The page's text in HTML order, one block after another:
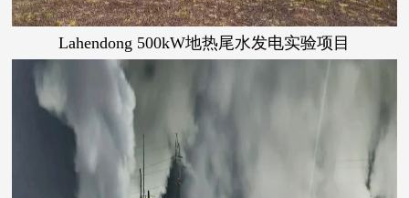
Lahendong 500kW地热尾水发电实验项目